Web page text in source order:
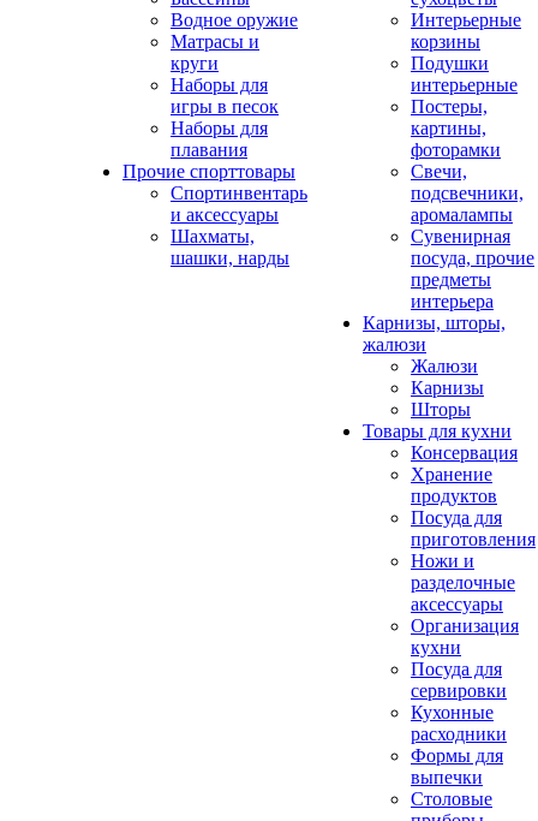
Водное оружие
Матрасы и
круги
Наборы для
игры в песок
Наборы для
плавания
Прочие спорттовары
Спортинвентарь
и аксессуары
Шахматы,
шашки, нарды
Интерьерные
корзины
Подушки
интерьерные
Постеры,
картины,
фоторамки
Свечи,
подсвечники,
аромалампы
Сувенирная
посуда, прочие
предметы
интерьера
Карнизы, шторы,
жалюзи
Жалюзи
Карнизы
Шторы
Товары для кухни
Консервация
Хранение
продуктов
Посуда для
приготовления
Ножи и
разделочные
аксессуары
Организация
кухни
Посуда для
сервировки
Кухонные
расходники
Формы для
выпечки
Столовые